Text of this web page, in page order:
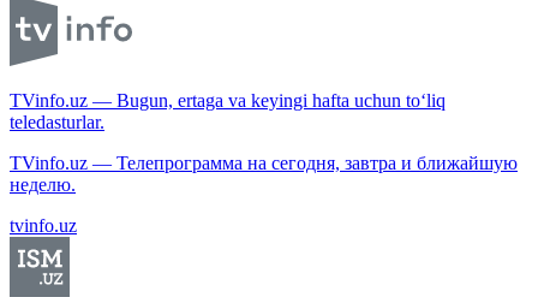
TVinfo.uz — Bugun, ertaga va keyingi hafta uchun to‘liq
teledasturlar.
TVinfo.uz — Телепрограмма на сегодня, завтра и ближайшую
неделю.
tvinfo.uz